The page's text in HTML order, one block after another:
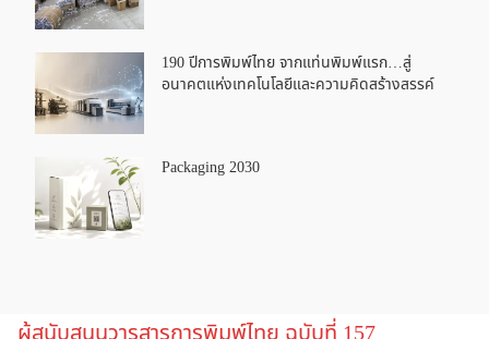
190 ปีการพิมพ์ไทย จากแท่นพิมพ์แรก…สู่
อนาคตแห่งเทคโนโลยีและความคิดสร้างสรรค์
Packaging 2030